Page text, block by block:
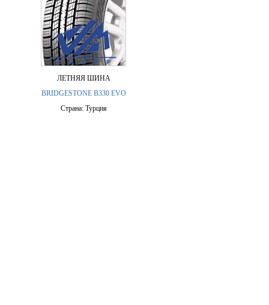
ЛЕТНЯЯ ШИНА
BRIDGESTONE B330 EVO
Страна: Турция